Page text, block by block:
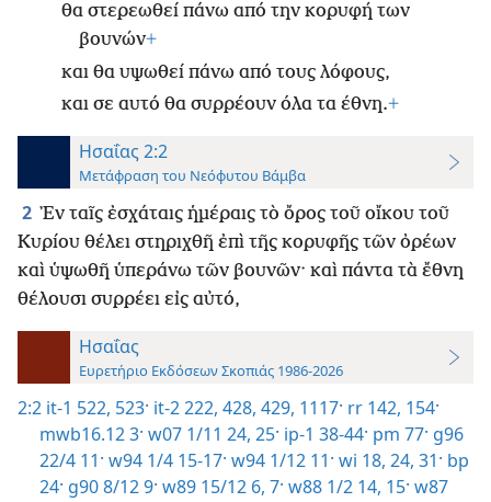
θα στερεωθεί πάνω από την κορυφή των
βουνών+
και θα υψωθεί πάνω από τους λόφους,
και σε αυτό θα συρρέουν όλα τα έθνη.+
Ησαΐας 2:2
Μετάφραση του Νεόφυτου Βάμβα
2 ᾿Εν ταῖς ἐσχάταις ἡμέραις τὸ ὄρος τοῦ οἴκου τοῦ
Κυρίου θέλει στηριχθῆ ἐπὶ τῆς κορυφῆς τῶν ὀρέων
καὶ ὑψωθῆ ὑπεράνω τῶν βουνῶν· καὶ πάντα τὰ ἔθνη
θέλουσι συρρέει εἰς αὐτό,
Ησαΐας
Ευρετήριο Εκδόσεων Σκοπιάς 1986-2026
2:2 it-1 522, 523· it-2 222, 428, 429, 1117· rr 142, 154·
mwb16.12 3· w07 1/11 24, 25· ip-1 38-44· pm 77· g96
22/4 11· w94 1/4 15-17· w94 1/12 11· wi 18, 24, 31· bp
24· g90 8/12 9· w89 15/12 6, 7· w88 1/2 14, 15· w87